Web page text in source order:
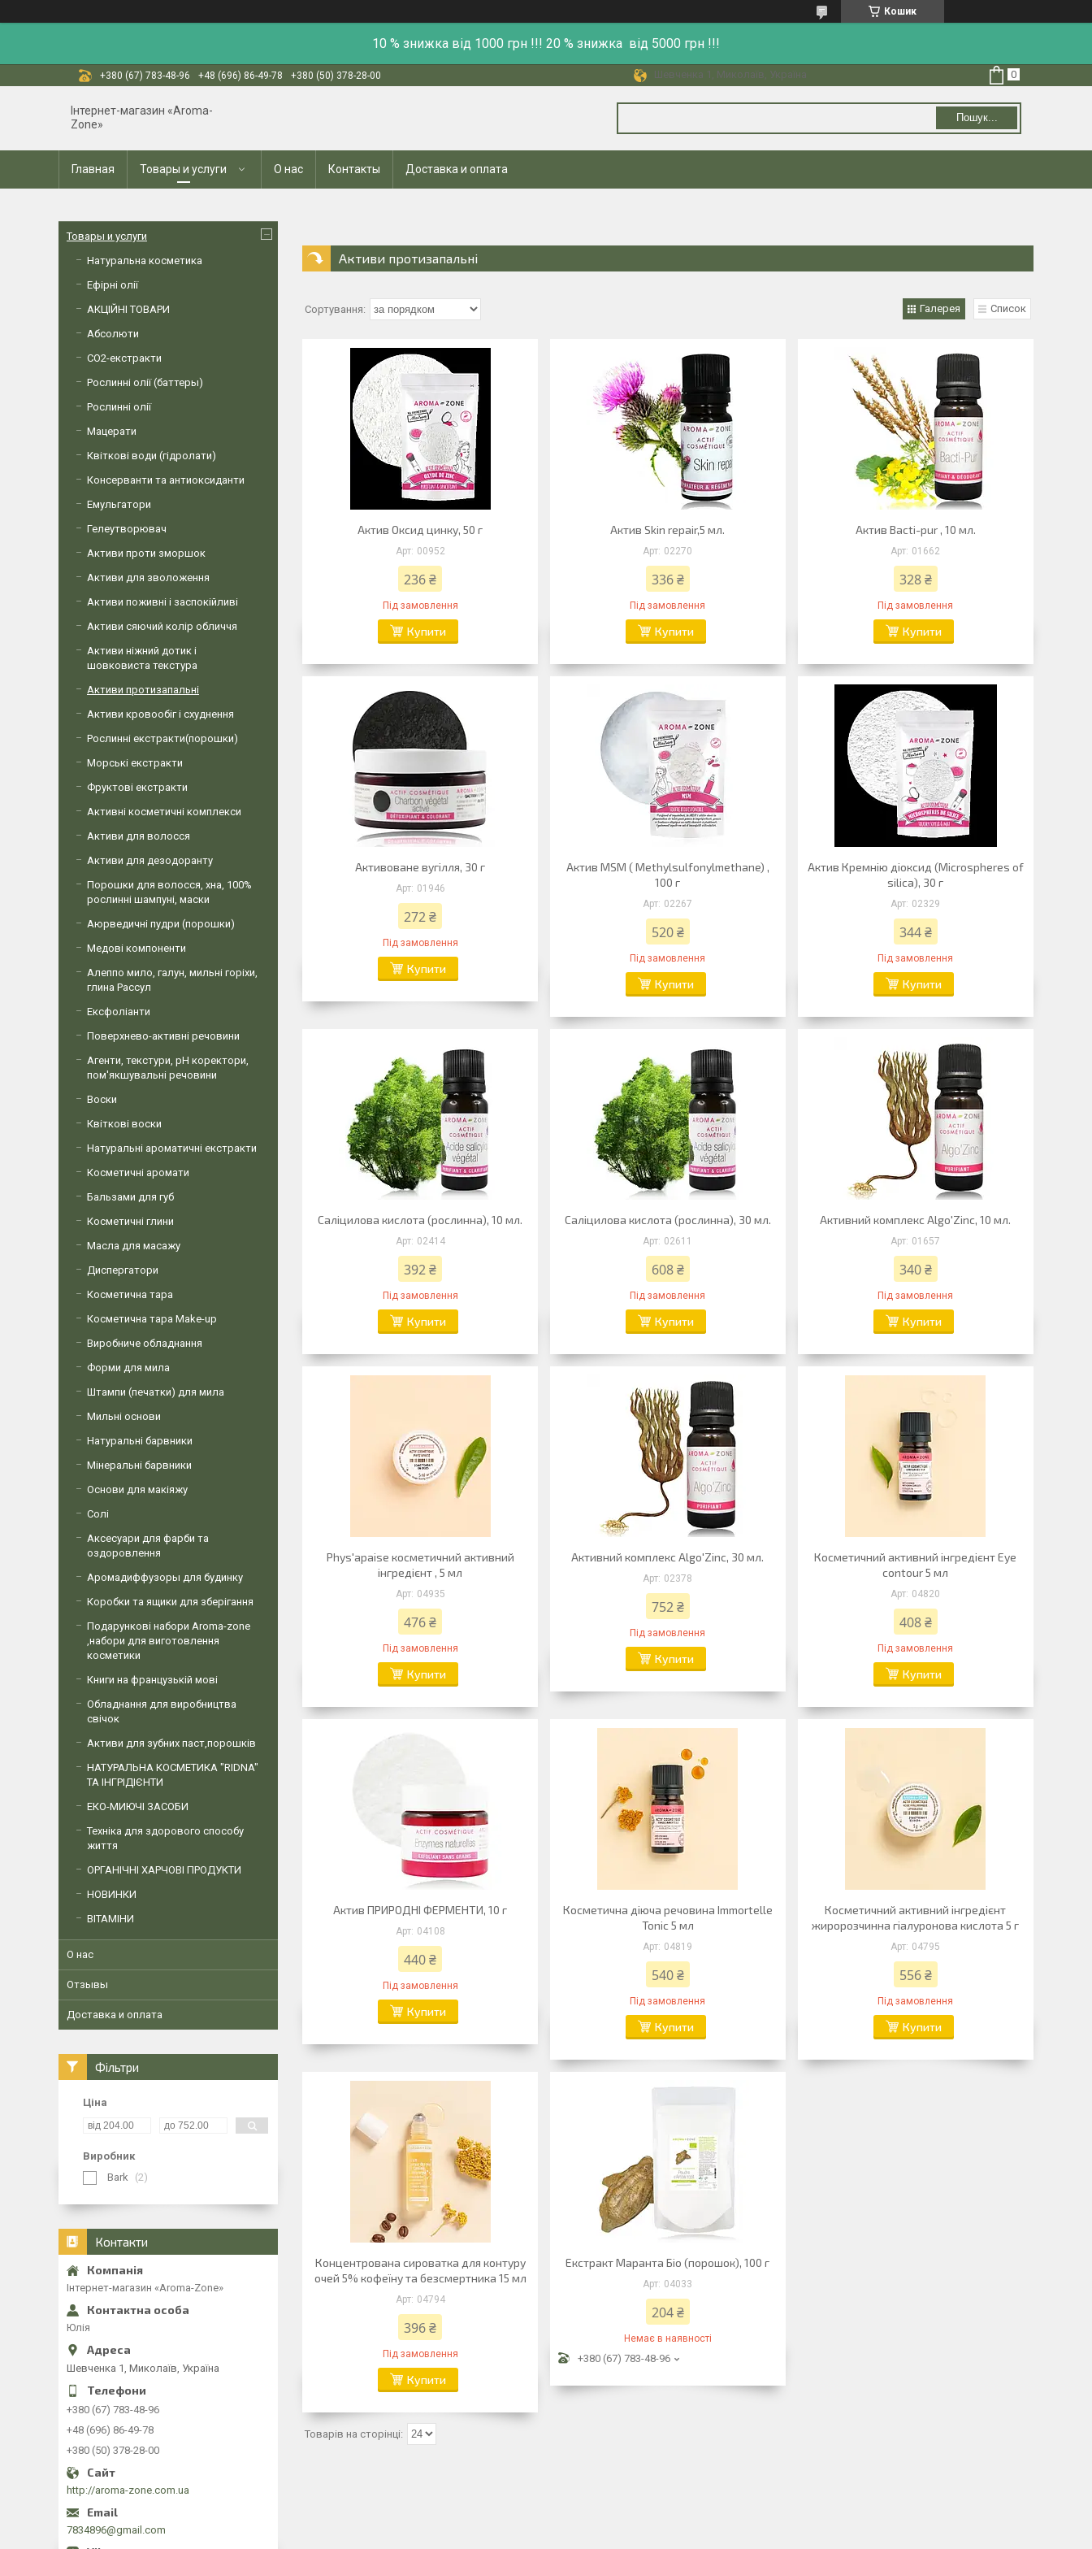
Кошик
10 % знижка від 1000 грн !!! 20 % знижка від 5000 грн !!!
+380 (67) 783-48-96 +48 (696) 86-49-78 +380 (50) 378-28-00 Шевченка 1, Миколаїв, Україна
Інтернет-магазин «Aroma-
Zone»
Пошук...
Главная Товары и услуги О нас Контакты Доставка и оплата
Активи протизапальні
Галерея Список
Актив Оксид цинку, 50 г
00952
236 ₴
Під замовлення
Купити
Актив Skin repair,5 мл.
02270
336 ₴
Під замовлення
Купити
Актив Bacti-pur , 10 мл.
01662
328 ₴
Під замовлення
Купити
Активоване вугілля, 30 г
01946
272 ₴
Під замовлення
Купити
Актив MSM ( Methylsulfonylmethane) ,
100 г
02267
520 ₴
Під замовлення
Купити
Актив Кремнію діоксид (Microspheres of
silica), 30 г
02329
344 ₴
Під замовлення
Купити
Саліцилова кислота (рослинна), 10 мл.
02414
392 ₴
Під замовлення
Купити
Саліцилова кислота (рослинна), 30 мл.
02611
608 ₴
Під замовлення
Купити
Активний комплекс Algo'Zinc, 10 мл.
01657
340 ₴
Під замовлення
Купити
Phys'apaise косметичний активний
інгредієнт , 5 мл
04935
476 ₴
Під замовлення
Купити
Активний комплекс Algo'Zinc, 30 мл.
02378
752 ₴
Під замовлення
Купити
Косметичний активний інгредієнт Eye
contour 5 мл
04820
408 ₴
Під замовлення
Купити
Актив ПРИРОДНІ ФЕРМЕНТИ, 10 г
04108
440 ₴
Під замовлення
Купити
Косметична діюча речовина Immortelle
Tonic 5 мл
04819
540 ₴
Під замовлення
Купити
Косметичний активний інгредієнт
жиророзчинна гіалуронова кислота 5 г
04795
556 ₴
Під замовлення
Купити
Концентрована сироватка для контуру
очей 5% кофеїну та безсмертника 15 мл
04794
396 ₴
Під замовлення
Купити
Екстракт Маранта Біо (порошок), 100 г
04033
204 ₴
Немає в наявності
+380 (67) 783-48-96
Товары и услуги
Натуральна косметика
Ефірні олії
АКЦІЙНІ ТОВАРИ
Абсолюти
СО2-екстракти
Рослинні олії (баттеры)
Рослинні олії
Мацерати
Квіткові води (гідролати)
Консерванти та антиоксиданти
Емульгатори
Гелеутворювач
Активи проти зморшок
Активи для зволоження
Активи поживні і заспокійливі
Активи сяючий колір обличчя
Активи ніжний дотик і
шовковиста текстура
Активи протизапальні
Активи кровообіг і схуднення
Рослинні екстракти(порошки)
Морські екстракти
Фруктові екстракти
Активні косметичні комплекси
Активи для волосся
Активи для дезодоранту
Порошки для волосся, хна, 100%
рослинні шампуні, маски
Аюрведичні пудри (порошки)
Медові компоненти
Алеппо мило, галун, мильні горіхи,
глина Рассул
Ексфоліанти
Поверхнево-активні речовини
Агенти, текстури, рН коректори,
пом'якшувальні речовини
Воски
Квіткові воски
Натуральні ароматичні екстракти
Косметичні аромати
Бальзами для губ
Косметичні глини
Масла для масажу
Диспергатори
Косметична тара
Косметична тара Make-up
Виробниче обладнання
Форми для мила
Штампи (печатки) для мила
Мильні основи
Натуральні барвники
Мінеральні барвники
Основи для макіяжу
Солі
Аксесуари для фарби та
оздоровлення
Аромадиффузоры для будинку
Коробки та ящики для зберігання
Подарункові набори Aroma-zone
,набори для виготовлення
косметики
Книги на французькій мові
Обладнання для виробництва
свічок
Активи для зубних паст,порошків
НАТУРАЛЬНА КОСМЕТИКА "RIDNA"
ТА ІНГРІДІЄНТИ
ЕКО-МИЮЧІ ЗАСОБИ
Техніка для здорового способу
життя
ОРГАНІЧНІ ХАРЧОВІ ПРОДУКТИ
НОВИНКИ
ВІТАМІНИ
О нас
Отзывы
Доставка и оплата
Фільтри
Ціна
Виробник
Bark
2
Контакти
Інтернет-магазин «Aroma-Zone»
Юлія
Шевченка 1, Миколаїв, Україна
+380 (67) 783-48-96
+48 (696) 86-49-78
+380 (50) 378-28-00
http://aroma-zone.com.ua
7834896@gmail.com